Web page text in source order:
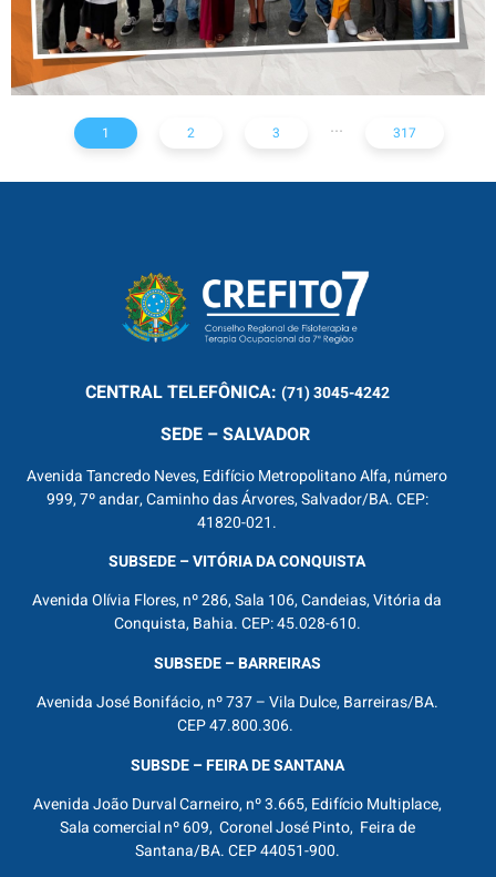
1 2 3 ... 317
CENTRALTELEFÔNICA: (71) 3045-4242
SEDE – SALVADOR
Avenida Tancredo Neves, Edifício Metropolitano Alfa, número
999, 7º andar, Caminho das Árvores, Salvador/BA. CEP:
41820-021.
SUBSEDE – VITÓRIA DA CONQUISTA
Avenida Olívia Flores, nº 286, Sala 106, Candeias, Vitória da
Conquista, Bahia. CEP: 45.028-610.
SUBSEDE – BARREIRAS
Avenida José Bonifácio, nº 737 – Vila Dulce, Barreiras/BA.
CEP 47.800.306.
SUBSDE – FEIRA DE SANTANA
Avenida João Durval Carneiro, nº 3.665, Edifício Multiplace,
Sala comercial nº 609, Coronel José Pinto, Feira de
Santana/BA. CEP 44051-900.